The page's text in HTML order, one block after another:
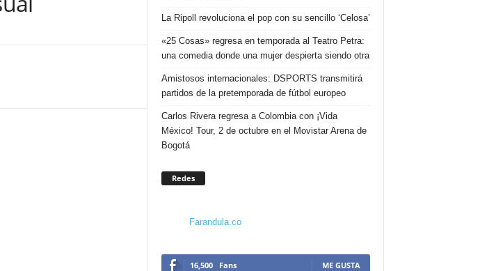
La Ripoll revoluciona el pop con su sencillo ‘Celosa’
«25 Cosas» regresa en temporada al Teatro Petra:
una comedia donde una mujer despierta siendo otra
Amistosos internacionales: DSPORTS transmitirá
partidos de la pretemporada de fútbol europeo
Carlos Rivera regresa a Colombia con ¡Vida
México! Tour, 2 de octubre en el Movistar Arena de
Bogotá
Redes
Farandula.co
16,500 Fans ME GUSTA